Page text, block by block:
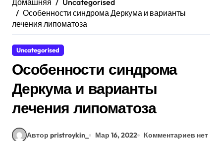
Домашняя
Uncategorised
Особенности синдрома Деркума и варианты
лечения липоматоза
Uncategorised
Особенности синдрома
Деркума и варианты
лечения липоматоза
Автор pristroykin_ Мар 16, 2022 Комментариев нет